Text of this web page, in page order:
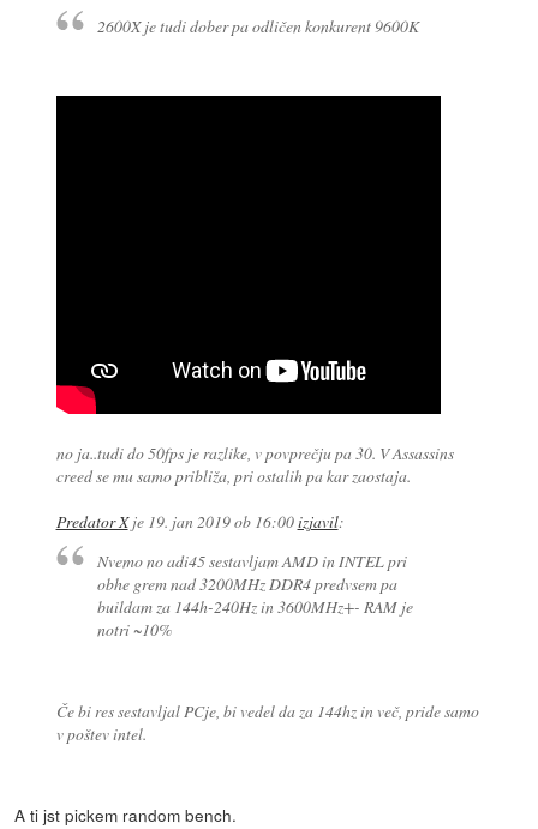
2600X je tudi dober pa odličen konkurent 9600K
no ja..tudi do 50fps je razlike, v povprečju pa 30. V Assassins
creed se mu samo približa, pri ostalih pa kar zaostaja.
Predator Xje 19. jan 2019 ob 16:00izjavil:
Nvemo no adi45 sestavljam AMD in INTEL pri
obhe grem nad 3200MHz DDR4 predvsem pa
buildam za 144h-240Hz in 3600MHz+- RAM je
notri ~10%
Če bi res sestavljal PCje, bi vedel da za 144hz in več, pride samo
v poštev intel.
A ti jst pickem random bench.